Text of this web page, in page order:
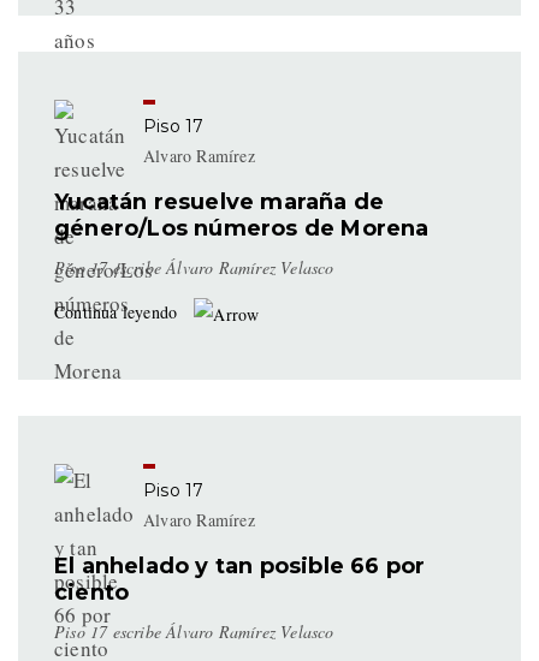
Piso 17
Alvaro Ramírez
Yucatán resuelve maraña de
género/Los números de Morena
Piso 17 escribe Álvaro Ramírez Velasco
Continua leyendo
Piso 17
Alvaro Ramírez
El anhelado y tan posible 66 por
ciento
Piso 17 escribe Álvaro Ramírez Velasco